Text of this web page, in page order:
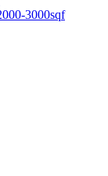
3000sqf